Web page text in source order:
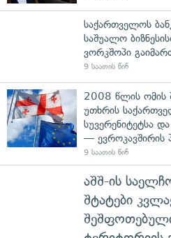
საქართველოს
საშუალო
ვორკშოპი
9 საათის წინ
2008 წლის ომის
უთხრის
სუვერენიტეტსა
— ევროკავშირის
9 საათის წინ
აშშ-ის
შტატები